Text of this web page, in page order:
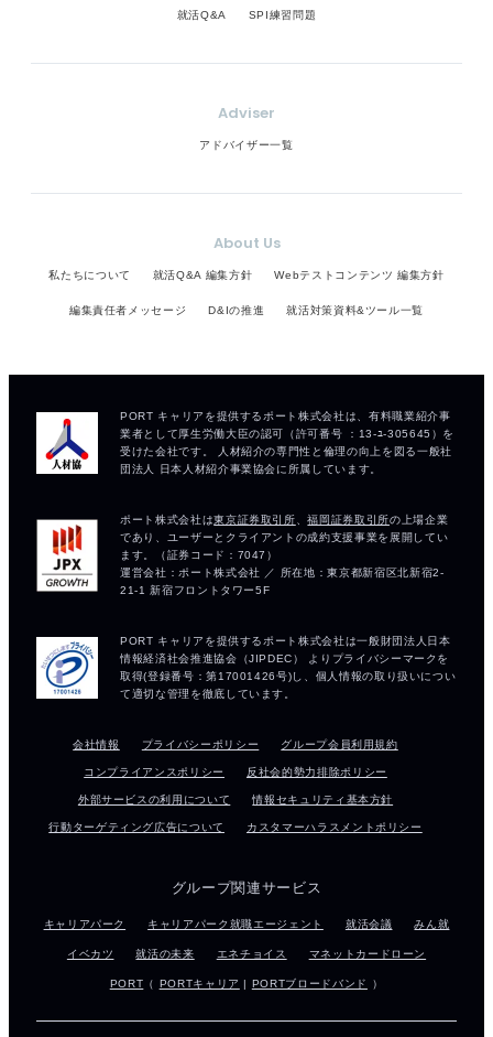
就活Q&A SPI練習問題
Adviser
アドバイザー一覧
About Us
私たちについて 就活Q&A 編集方針 Webテストコンテンツ 編集方針
編集責任者メッセージ D&Iの推進 就活対策資料&ツール一覧
会社情報 プライバシーポリシー グループ会員利用規約
コンプライアンスポリシー 反社会的勢力排除ポリシー
外部サービスの利用について 情報セキュリティ基本方針
行動ターゲティング広告について カスタマーハラスメントポリシー